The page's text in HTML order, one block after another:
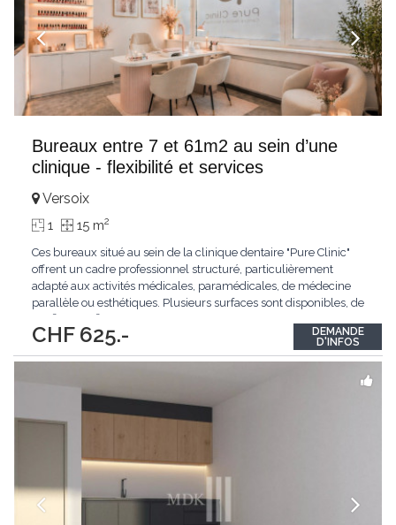
Bureaux entre 7 et 61m2 au sein d’une
clinique - flexibilité et services
CHF 625.-
Versoix
1 15 m2
Ces bureaux situé au sein de la clinique dentaire "Pure Clinic"
offrent un cadre professionnel structuré, particulièrement
adapté aux activités médicales, paramédicales, de médecine
parallèle ou esthétiques. Plusieurs surfaces sont disponibles, de
spécialisées. En complément, une salle de 61 m² avec
kitchenette permet...
DEMANDE
D'INFOS